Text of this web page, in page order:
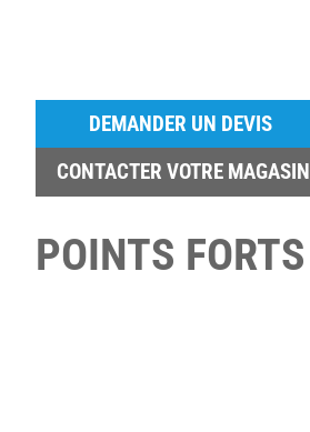
DEMANDER UN DEVIS
CONTACTER VOTRE MAGASIN
POINTS FORTS